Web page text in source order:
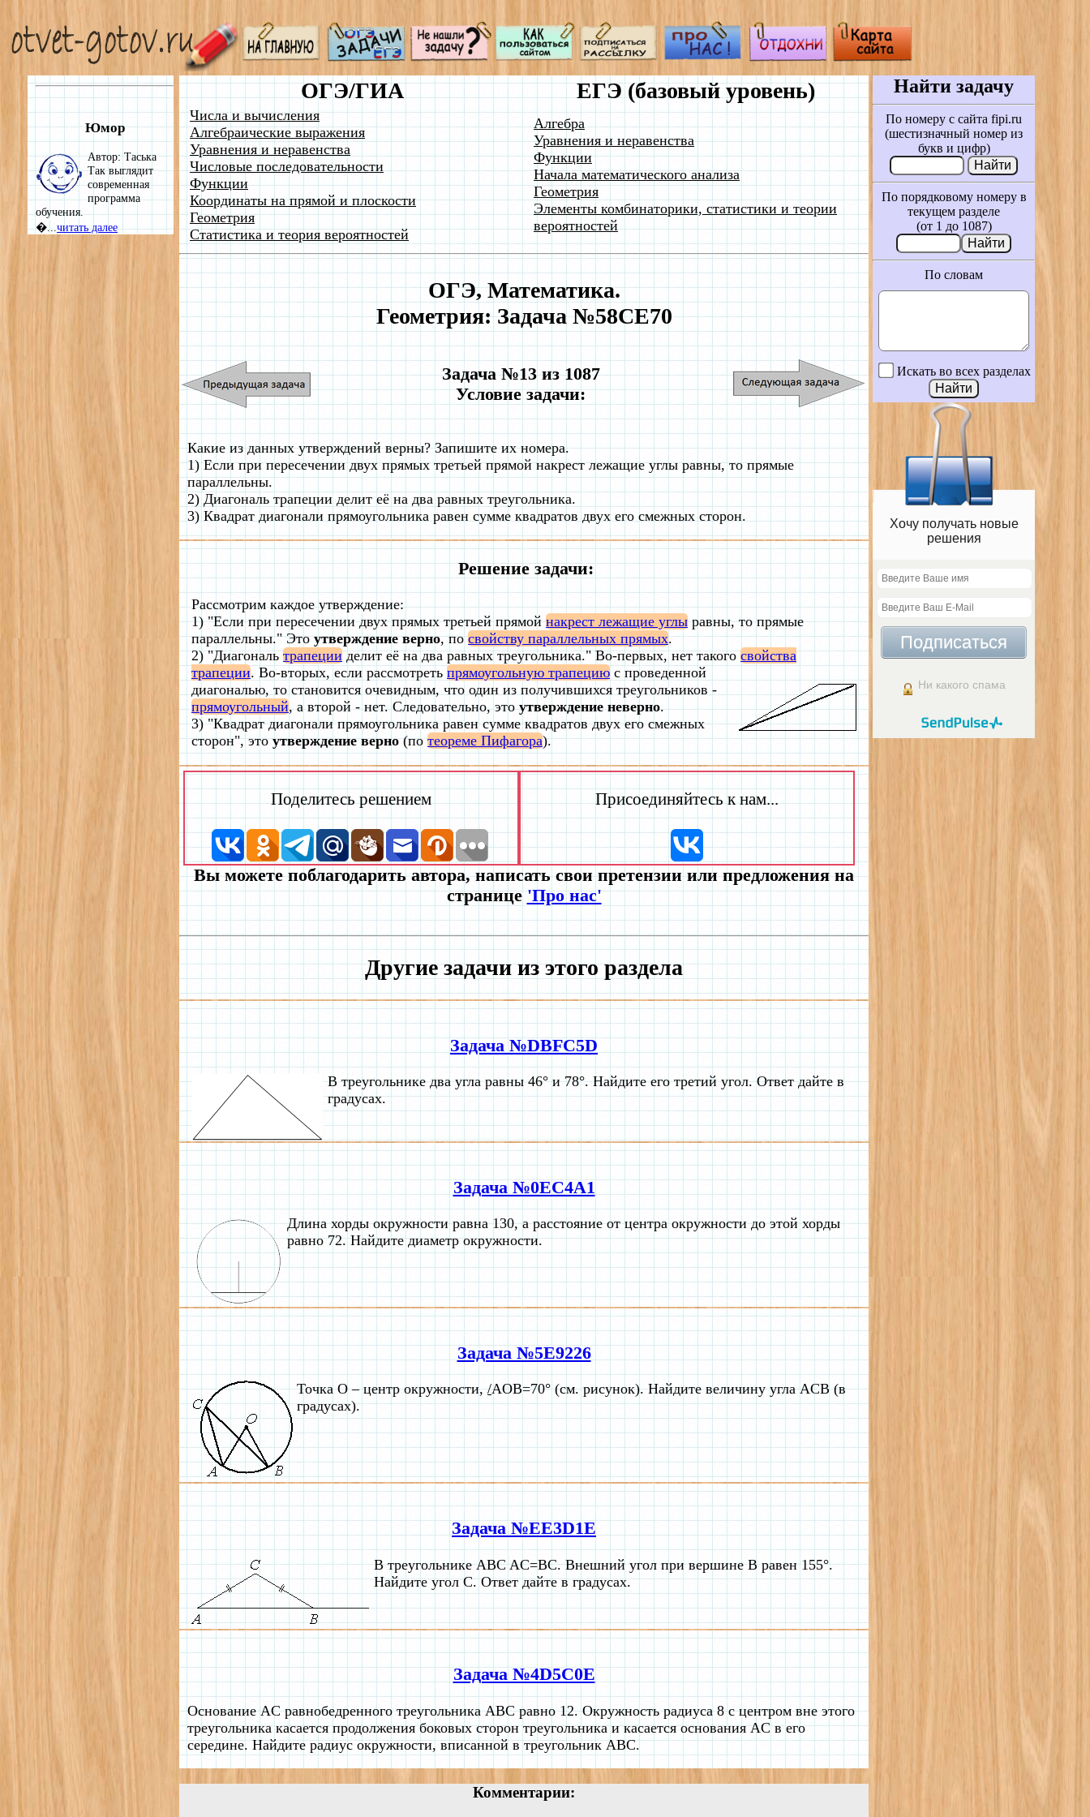
Юмор
Автор: Таська
Так выглядит
современная
программа
обучения.
�...читать далее
ОГЭ/ГИА ЕГЭ (базовый уровень)
Числа и вычисления
Алгебраические выражения
Уравнения и неравенства
Числовые последовательности
Функции
Координаты на прямой и плоскости
Геометрия
Статистика и теория вероятностей
Алгебра
Уравнения и неравенства
Функции
Начала математического анализа
Геометрия
Элементы комбинаторики, статистики и теории
вероятностей
ОГЭ, Математика.
Геометрия: Задача №58CE70
Задача №13 из 1087
Условие задачи:
Какие из данных утверждений верны? Запишите их номера.
1) Если при пересечении двух прямых третьей прямой накрест лежащие углы равны, то прямые
параллельны.
2) Диагональ трапеции делит её на два равных треугольника.
3) Квадрат диагонали прямоугольника равен сумме квадратов двух его смежных сторон.
Решение задачи:
Рассмотрим каждое утверждение:
1) "Если при пересечении двух прямых третьей прямойнакрест лежащие углыравны, то прямые
параллельны." Этоутверждение верно, посвойству параллельных прямых.
2) "Диагональтрапецииделит её на два равных треугольника." Во-первых, нет такогосвойства
трапеции. Во-вторых, если рассмотреть прямоугольную трапецию с проведенной
диагональю, то становится очевидным, что один из получившихся треугольников -
прямоугольный, а второй - нет. Следовательно, этоутверждение неверно.
3) "Квадрат диагонали прямоугольника равен сумме квадратов двух его смежных
сторон", этоутверждение верно(потеореме Пифагора).
Поделитесь решением Присоединяйтесь к нам...
Вы можете поблагодарить автора, написать свои претензии или предложения на
странице'Про нас'
Другие задачи из этого раздела
Задача №DBFC5D
В треугольнике два угла равны 46° и 78°. Найдите его третий угол. Ответ дайте в
градусах.
Задача №0EC4A1
Длина хорды окружности равна 130, а расстояние от центра окружности до этой хорды
равно 72. Найдите диаметр окружности.
Задача №5E9226
Точка О – центр окружности,/AOB=70° (см. рисунок). Найдите величину угла ACB (в
градусах).
Задача №EE3D1E
В треугольнике ABC AC=BC. Внешний угол при вершине B равен 155°.
Найдите угол C. Ответ дайте в градусах.
Задача №4D5C0E
Основание AC равнобедренного треугольника ABC равно 12. Окружность радиуса 8 с центром вне этого
треугольника касается продолжения боковых сторон треугольника и касается основания AC в его
середине. Найдите радиус окружности, вписанной в треугольник ABC.
Комментарии:
Найти задачу
По номеру с сайта fipi.ru
(шестизначный номер из
букв и цифр)
По порядковому номеру в
текущем разделе
(от 1 до 1087)
По словам
Искать во всех разделах
Хочу получать новые
решения
Подписаться
Ни какого спама